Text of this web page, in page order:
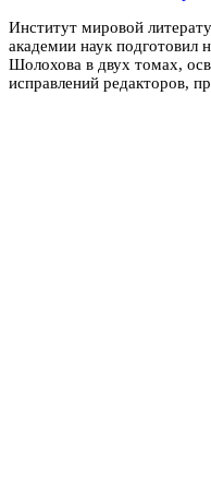
Институт мировой
академии наук подготовил
Шолохова в двух томах,
исправлений редакторов,